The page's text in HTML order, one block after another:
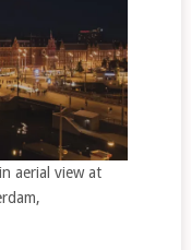
aerial view at